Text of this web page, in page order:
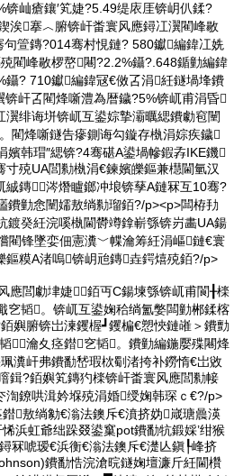
屾瘡鑲′笂婕?5.49缇庡厓锛岄仈鍒?
涘搴︿腑锛屽畨寰风應鐞冮瀷閵峰敭
箮鏄?014骞村悓鏈? 580钀編鍏冮姺
閵峰敭椤嶅闀?2.2%鑷?.648鍎勭編鍏
鑷? 710钀編鍏冦€傚叾涓紝鐩堝埄鐨
屽叾閵烽噺澧為暦鐬?5%锛屼甫涓昏
绯诲垪锛屼互鍙婃摯灞曞緦鐨勮窇闉
閵烽噺鐩告瘮鍘诲勾鏇存槸涓婃疾鐬
韩瑁″緦锛?4骞碪A鍙堝幓鍜孨IKE鐖
殑UA閭勬槸涓€鍊嬪皪鏂兼櫘閫氫汉
絾鏄涔熸矑鎯冲埌锛孶A鏈冧互10骞?
鐨勭悆闉嬬敖绱勬瑠銆?/p><p>闆栫劧
鍍癸紝浣嗘槸閫欎竴鎿嶄綔锛岃畵UA鍚
閵锋墜娈佃憲瀵﹀幉瀹筹紝涓嶇鏈€寰
鏂糢A渚嗚锛岄兘鏄垚鍔熺殑銆?/p>
應閭勮垏婕▉銆丏C鍚堜綔锛屼甫閬╂檪
穵韬。锛屼互鍙婅秴绱氳嫳闆勭郴鍒楁
嬩腑锛岀湅钁楃┛钁楄€愬悏鏈嶉＞鐨勯
┛瀹夊痉鐟穵韬。鐨勭編鍦嬮殜闀烽
瀵屽弗鐨勫嵆瑕栨劅渚挎补鐒惰€岀敓
鍓?銆嬩笂鏄犳檪锛屽畨寰风應閭勬帹
渹鐐哄湒妗堢殑涓婚绶婅韩琛ｃ€?/p>
敖绱勨€滃法鐭斥€濆挤妫嵅瑭曟渶
浜虹爺绌跺叕鍙窼pot鐨勫牨鍛婇’绀猴
冧唬瑷€浜衡€滃法鐭斥€濋亾鎭┞峰挤
鐨勫悎浣滄晥鐩婅壇濂斤紝閫欑